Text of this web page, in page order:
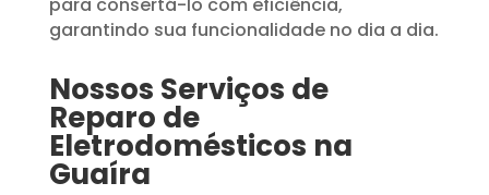
garantindo sua funcionalidade no dia a dia.
Nossos Serviços de
Reparo de
Eletrodomésticos na
Guaíra